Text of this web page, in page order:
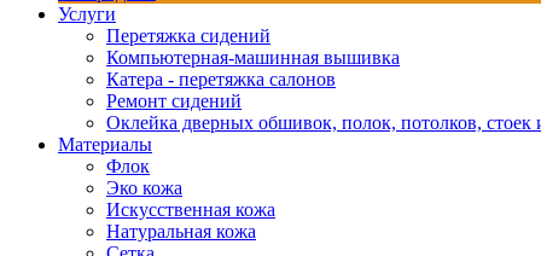
Услуги
Перетяжка сидений
Компьютерная-машинная вышивка
Катера - перетяжка салонов
Ремонт сидений
Оклейка дверных обшивок, полок, потолков, стоек
Материалы
Флок
Эко кожа
Искусственная кожа
Натуральная кожа